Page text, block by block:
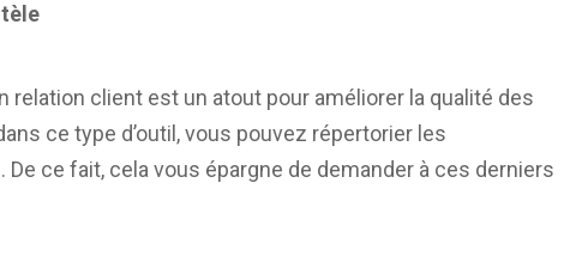
relation client est un atout pour améliorer la qualité des
ce type d’outil, vous pouvez répertorier les
ce fait, cela vous épargne de demander à ces derniers